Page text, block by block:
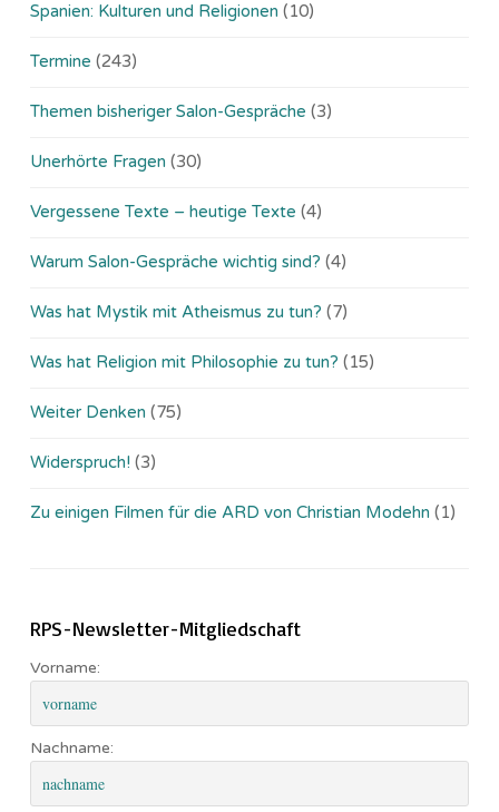
Spanien: Kulturen und Religionen (10)
Termine (243)
Themen bisheriger Salon-Gespräche (3)
Unerhörte Fragen (30)
Vergessene Texte – heutige Texte (4)
Warum Salon-Gespräche wichtig sind? (4)
Was hat Mystik mit Atheismus zu tun? (7)
Was hat Religion mit Philosophie zu tun? (15)
Weiter Denken (75)
Widerspruch! (3)
Zu einigen Filmen für die ARD von Christian Modehn (1)
RPS-Newsletter-Mitgliedschaft
Vorname:
Nachname: